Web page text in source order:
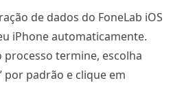
de dados do FoneLab iOS
iPhone automaticamente.
processo termine, escolha
por padrão e clique em